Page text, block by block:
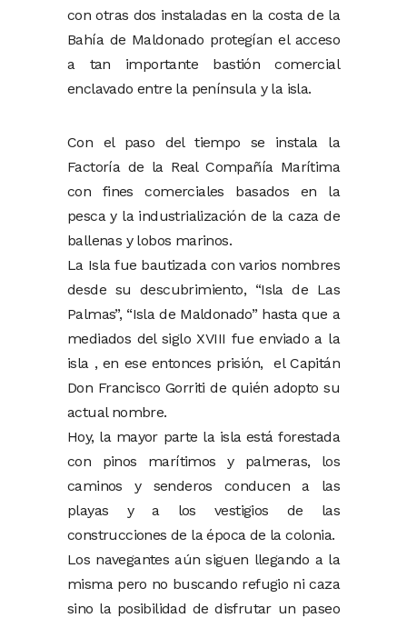
con otras dos instaladas en la costa de la
Bahía de Maldonado protegían el acceso
a tan importante bastión comercial
enclavado entre la península y la isla.
Con el paso del tiempo se instala la
Factoría de la Real Compañía Marítima
con fines comerciales basados en la
pesca y la industrialización de la caza de
ballenas y lobos marinos.
La Isla fue bautizada con varios nombres
desde su descubrimiento, “Isla de Las
Palmas”, “Isla de Maldonado” hasta que a
mediados del siglo XVIII fue enviado a la
isla , en ese entonces prisión, el Capitán
Don Francisco Gorriti de quién adopto su
actual nombre.
Hoy, la mayor parte la isla está forestada
con pinos marítimos y palmeras, los
caminos y senderos conducen a las
playas y a los vestigios de las
construcciones de la época de la colonia.
Los navegantes aún siguen llegando a la
misma pero no buscando refugio ni caza
sino la posibilidad de disfrutar un paseo